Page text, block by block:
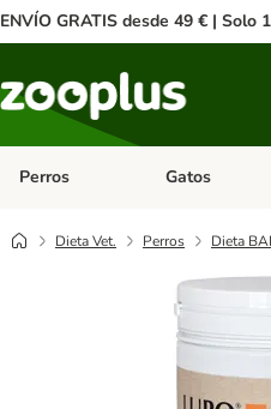
ENVÍO GRATIS desde 49 € | Solo
Perros Menú de
Gatos
Dieta Vet. Perros Dieta